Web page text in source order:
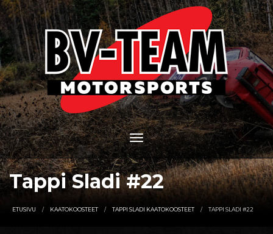
Tappi Sladi #22
ETUSIVU KAATOKOOSTEET TAPPI SLADI KAATOKOOSTEET TAPPI SLADI #22